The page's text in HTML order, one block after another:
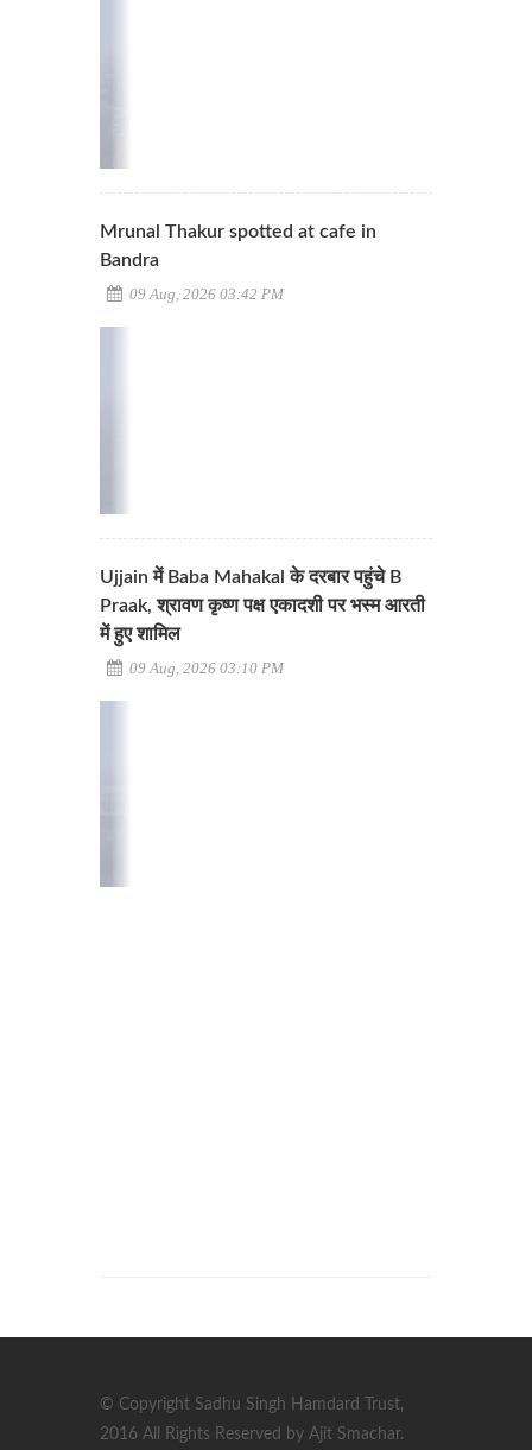
Mrunal Thakur spotted at cafe in
Bandra
09 Aug, 2026 03:42 PM
Ujjain में Baba Mahakal के दरबार पहुंचे B
Praak, श्रावण कृष्ण पक्ष एकादशी पर भस्म आरती
में हुए शामिल
09 Aug, 2026 03:10 PM
© Copyright Sadhu Singh Hamdard Trust,
2016 All Rights Reserved by Ajit Smachar.